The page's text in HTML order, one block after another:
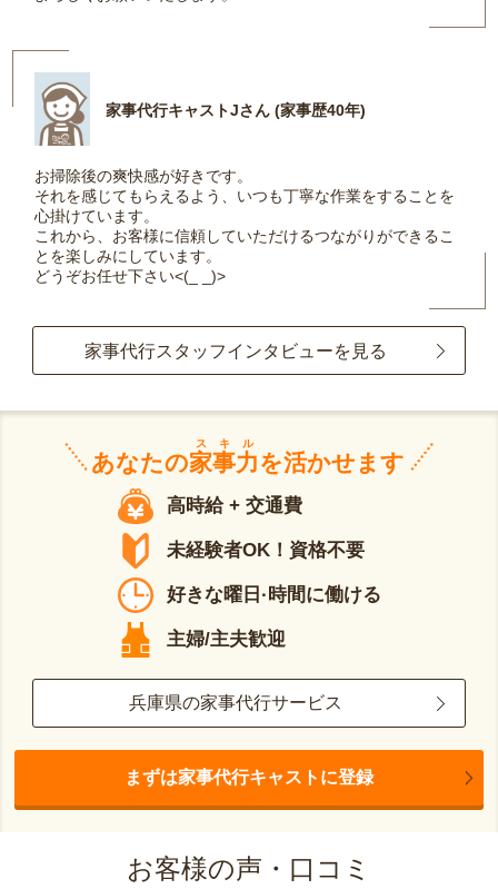
家事代行キャストJさん (家事歴40年)
お掃除後の爽快感が好きです。
それを感じてもらえるよう、いつも丁寧な作業をすることを
心掛けています。
これから、お客様に信頼していただけるつながりができるこ
とを楽しみにしています。
どうぞお任せ下さい<(_ _)>
家事代行スタッフインタビューを見る
あなたの家事力
スキル
を活かせます
高時給 + 交通費
未経験者OK！資格不要
好きな曜日·時間に働ける
主婦/主夫歓迎
兵庫県の家事代行サービス
まずは家事代行キャストに登録
お客様の声・口コミ